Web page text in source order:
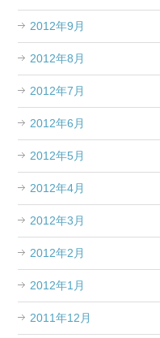
2012年9月
2012年8月
2012年7月
2012年6月
2012年5月
2012年4月
2012年3月
2012年2月
2012年1月
2011年12月